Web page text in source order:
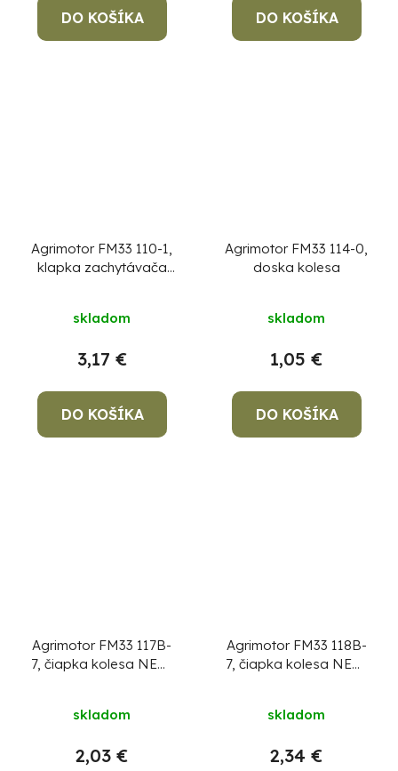
DO KOŠÍKA DO KOŠÍKA
Agrimotor FM33 110-1,
klapka zachytávača
skladom
3,17 €
DO KOŠÍKA
Agrimotor FM33 114-0,
doska kolesa
skladom
1,05 €
DO KOŠÍKA
Agrimotor FM33 117B-
7, čiapka kolesa NEW,
skladom
2,03 €
Agrimotor FM33 118B-
7, čiapka kolesa NEW,
skladom
2,34 €